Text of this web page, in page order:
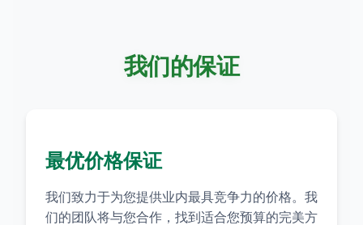
我们的保证
最优价格保证
我们致力于为您提供业内最具竞争力的价格。我
们的团队将与您合作，找到适合您预算的完美方